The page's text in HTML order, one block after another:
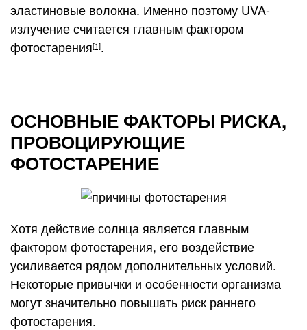
эластиновые волокна. Именно поэтому UVA-
излучение считается главным фактором
фотостарения[1].
ОСНОВНЫЕ ФАКТОРЫ РИСКА,
ПРОВОЦИРУЮЩИЕ
ФОТОСТАРЕНИЕ
Хотя действие солнца является главным
фактором фотостарения, его воздействие
усиливается рядом дополнительных условий.
Некоторые привычки и особенности организма
могут значительно повышать риск раннего
фотостарения.